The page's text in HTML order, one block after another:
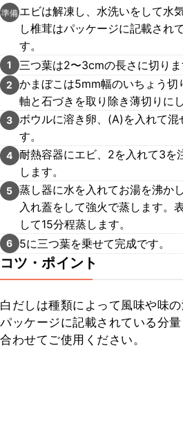
準備 エビは解凍し、水洗いをして水
し椎茸はパッケージに記載され
す。
1 三つ葉は2〜3cmの長さに切りま
2
かまぼこは5mm幅のいちょう切
軸と石づきを取り除き薄切りにし
3 ボウルに溶き卵、(A)を入れて混
す。
4 耐熱容器にエビ、2を入れて3を
します。
5 蒸し器に水を入れてお湯を沸か
入れ蓋をして強火で蒸します。
して15分程蒸します。
6 5に三つ葉を乗せて完成です。
コツ・ポイント
白だしは種類によって風味や味の
パッケージに記載されている分
合わせてご使用ください。